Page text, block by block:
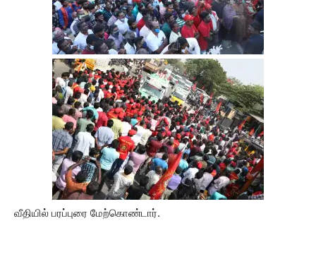
வீதியில் பரப்புரை மேற்கொண்டார்.